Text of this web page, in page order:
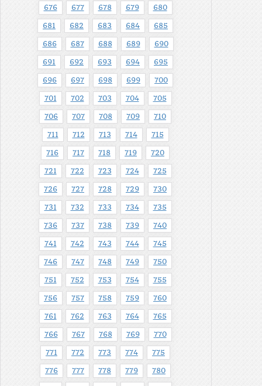
676 677 678 679 680
681 682 683 684 685
686 687 688 689 690
691 692 693 694 695
696 697 698 699 700
701 702 703 704 705
706 707 708 709 710
711 712 713 714 715
716 717 718 719 720
721 722 723 724 725
726 727 728 729 730
731 732 733 734 735
736 737 738 739 740
741 742 743 744 745
746 747 748 749 750
751 752 753 754 755
756 757 758 759 760
761 762 763 764 765
766 767 768 769 770
771 772 773 774 775
776 777 778 779 780